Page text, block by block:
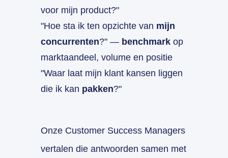
voor mijn product?"
"Hoe sta ik ten opzichte van mijn
concurrenten?" — benchmark op
marktaandeel, volume en positie
"Waar laat mijn klant kansen liggen
die ik kan pakken?"
Onze Customer Success Managers
vertalen die antwoorden samen met